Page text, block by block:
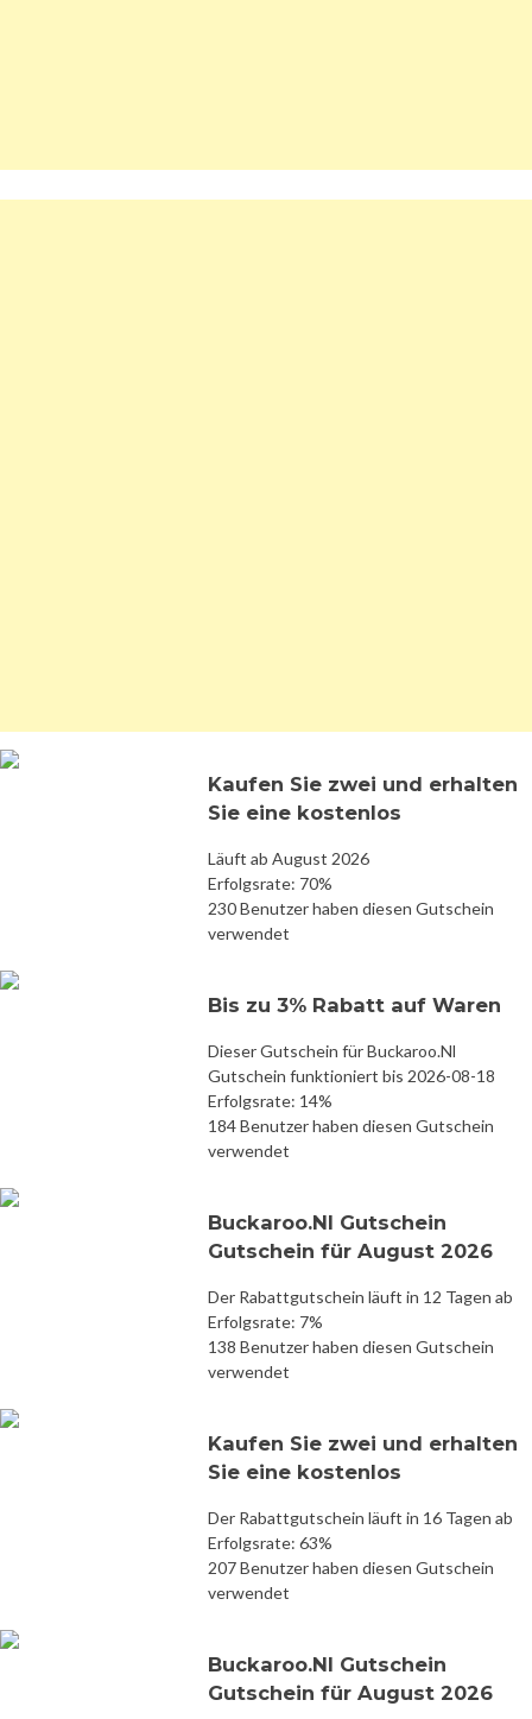
Kaufen Sie zwei und erhalten
Sie eine kostenlos
Läuft ab August 2026
Erfolgsrate: 70%
230 Benutzer haben diesen Gutschein
verwendet
Bis zu 3% Rabatt auf Waren
Dieser Gutschein für Buckaroo.Nl
Gutschein funktioniert bis 2026-08-18
Erfolgsrate: 14%
184 Benutzer haben diesen Gutschein
verwendet
Buckaroo.Nl Gutschein
Gutschein für August 2026
Der Rabattgutschein läuft in 12 Tagen ab
Erfolgsrate: 7%
138 Benutzer haben diesen Gutschein
verwendet
Kaufen Sie zwei und erhalten
Sie eine kostenlos
Der Rabattgutschein läuft in 16 Tagen ab
Erfolgsrate: 63%
207 Benutzer haben diesen Gutschein
verwendet
Buckaroo.Nl Gutschein
Gutschein für August 2026